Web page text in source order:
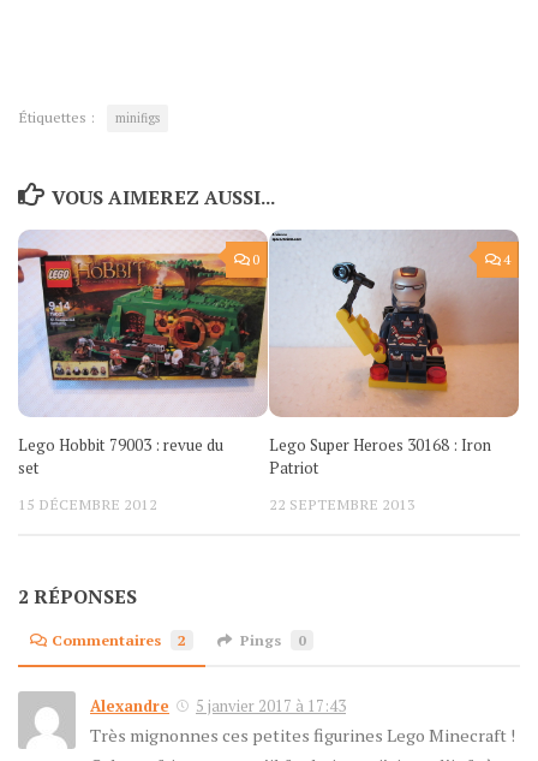
Étiquettes : minifigs
VOUS AIMEREZ AUSSI...
0
Lego Hobbit 79003 : revue du
set
15 DÉCEMBRE 2012
4
Lego Super Heroes 30168 : Iron
Patriot
22 SEPTEMBRE 2013
2 RÉPONSES
Commentaires 2 Pings 0
Alexandre 5 janvier 2017 à 17:43
Très mignonnes ces petites figurines Lego Minecraft !